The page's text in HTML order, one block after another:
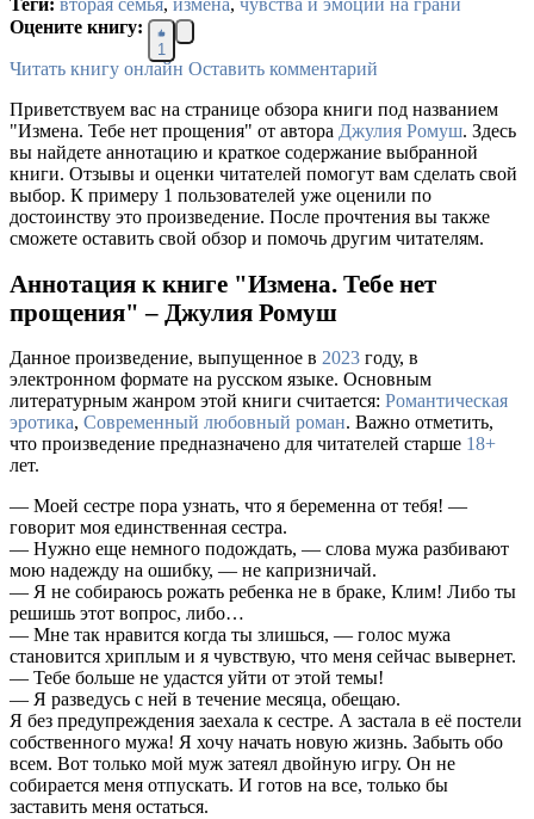
Оцените книгу:
1
Читать книгу онлайн Оставить комментарий
Приветствуем вас на странице обзора книги под названием
"Измена. Тебе нет прощения" от автора Джулия Ромуш. Здесь
вы найдете аннотацию и краткое содержание выбранной
книги. Отзывы и оценки читателей помогут вам сделать свой
выбор. К примеру 1 пользователей уже оценили по
достоинству это произведение. После прочтения вы также
сможете оставить свой обзор и помочь другим читателям.
Аннотация к книге "Измена. Тебе нет
прощения" – Джулия Ромуш
Данное произведение, выпущенное в 2023 году, в
электронном формате на русском языке. Основным
литературным жанром этой книги считается: Романтическая
эротика, Современный любовный роман. Важно отметить,
что произведение предназначено для читателей старше 18+
лет.
— Моей сестре пора узнать, что я беременна от тебя! —
говорит моя единственная сестра.
— Нужно еще немного подождать, — слова мужа разбивают
мою надежду на ошибку, — не капризничай.
— Я не собираюсь рожать ребенка не в браке, Клим! Либо ты
решишь этот вопрос, либо…
— Мне так нравится когда ты злишься, — голос мужа
становится хриплым и я чувствую, что меня сейчас вывернет.
— Тебе больше не удастся уйти от этой темы!
— Я разведусь с ней в течение месяца, обещаю.
Я без предупреждения заехала к сестре. А застала в её постели
собственного мужа! Я хочу начать новую жизнь. Забыть обо
всем. Вот только мой муж затеял двойную игру. Он не
собирается меня отпускать. И готов на все, только бы
заставить меня остаться.